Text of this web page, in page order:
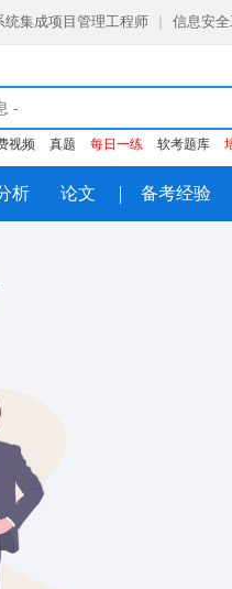
统集成项目管理工程师 信息安
视频 真题 每日一练 软考题库
析 论文 备考经验
每日一练，章